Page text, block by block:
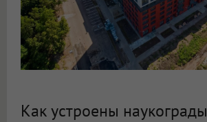
Как устроены наукограды